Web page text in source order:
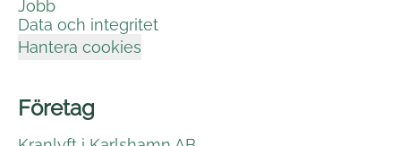
Jobb
Data och integritet
Hantera cookies
Företag